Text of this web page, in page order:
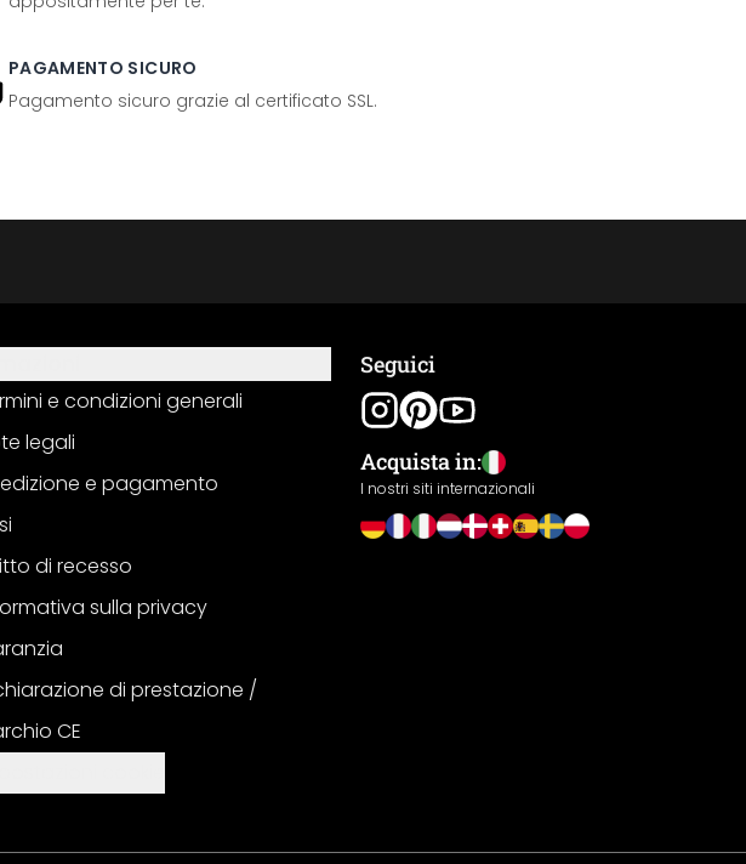
PAGAMENTO SICURO
Pagamento sicuro grazie al certificato SSL.
e condizioni generali
legali
e pagamento
di recesso
sulla privacy
di prestazione /
CE
Seguici
Acquista in:
I nostri siti internazionali